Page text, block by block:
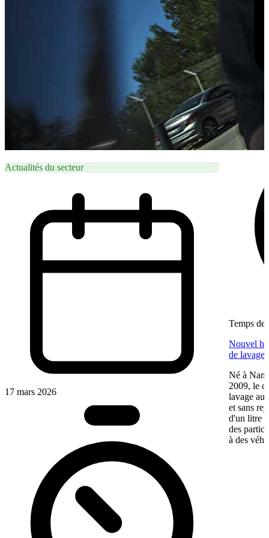
Actualités du secteur
17 mars 2026
26 juin
Temps de
Nouvel
de lavage
Né à
2009, le
lavage
et sans
d'un litre
des
à des